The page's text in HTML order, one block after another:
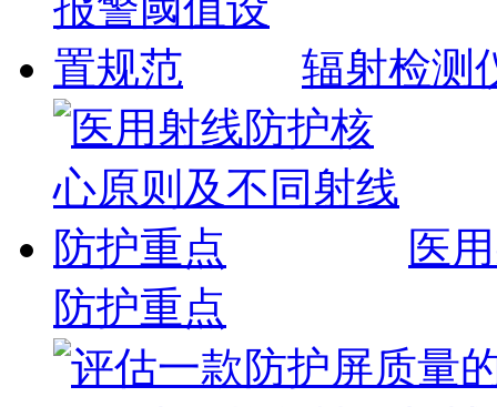
辐射检测
医
防护重点